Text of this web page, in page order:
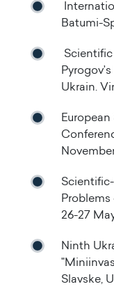
Batumi-
Ukrain.
Problems
26-27
Ninth
Slavske,